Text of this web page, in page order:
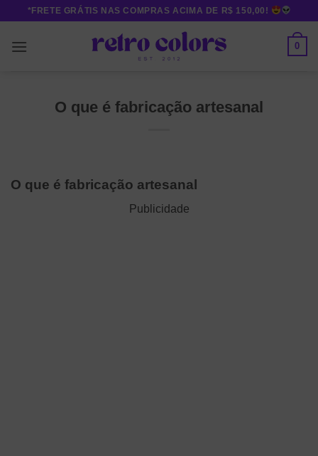
content
*FRETE GRÁTIS NAS COMPRAS ACIMA DE R$ 150,00!
0
O que é fabricação artesanal
O que é fabricação artesanal
Publicidade